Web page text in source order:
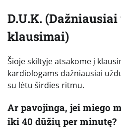
D.U.K.
klausimai)
Šioje skiltyje atsakome į
kardiologams dažniausiai
su lėtu širdies ritmu.
Ar pavojinga, jei miego
iki 40 dūžių per minutę?